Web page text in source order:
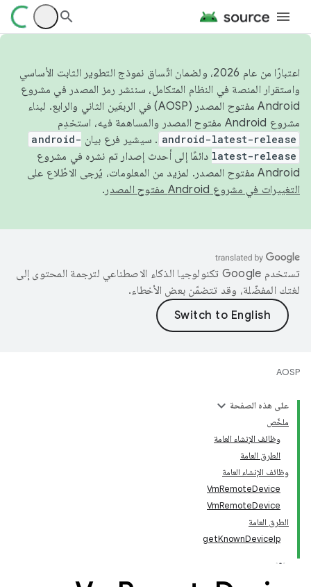
اعتبارًا من عام 2026، ولضمان اتّساق نموذج التطوير الثابت الأساسي
واستقرار المنصة في النظام المتكامل، سننشر رمز المصدر في مشروع
Android مفتوح المصدر (AOSP) في الربعَين الثاني والرابع. لبناء
مشروع Android مفتوح المصدر والمساهمة فيه، استخدِم
android-latest-release . سيشير فرع بيان android-
latest-release دائمًا إلى أحدث إصدار تم نشره في مشروع
Android مفتوح المصدر. لمزيد من المعلومات، يُرجى الاطّلاع على
التغييرات في مشروع Android مفتوح المصدر
.
تستخدم Google تكنولوجيا الذكاء الاصطناعي لترجمة المحتوى إلى
لغتك المفضّلة، وقد تتضمّن بعض الأخطاء.
AOSP
على هذه الصفحة
ملخّص
وظائف الإنشاء العامة
الطرق العامة
وظائف الإنشاء العامة
VmRemoteDevice
VmRemoteDevice
الطرق العامة
getKnownDeviceIp